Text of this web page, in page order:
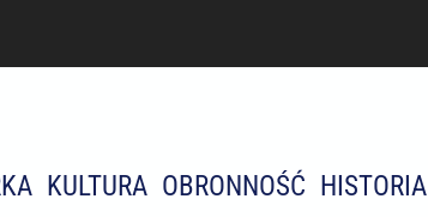
KULTURA OBRONNOŚĆ HISTORIA